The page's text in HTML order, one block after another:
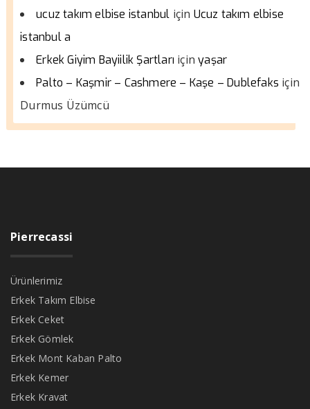
ucuz takım elbise istanbul için Ucuz takım elbise
istanbul a
Erkek Giyim Bayiilik Şartları içinyaşar
Palto – Kaşmir – Cashmere – Kaşe – Dublefaks için
Durmus Üzümcü
Pierrecassi
Ürünlerimiz
Erkek Takım Elbise
Erkek Ceket
Erkek Gömlek
Erkek Mont Kaban Palto
Erkek Kemer
Erkek Kravat